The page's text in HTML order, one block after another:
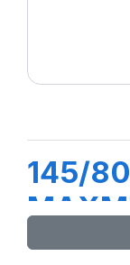
145/